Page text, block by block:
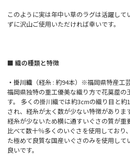
このように実は年中い草のラグは活躍し
ずに沢山ご使用いただければ幸いです。
■ 織の種類と特徴
・掛川織 （経糸 : 約94本）※福岡県特産工
福岡県独特の重工優美な織り方で花茣蓙の
す。 多くの掛川織では約3cmの織り目と
され、経糸が太く数が少ない特徴があります
経糸が少ないため横に通すいぐさの質が重
比べて数十％多くのいぐさを使用しており
た極めて良質な国産いぐさのみを使用して
良いです。